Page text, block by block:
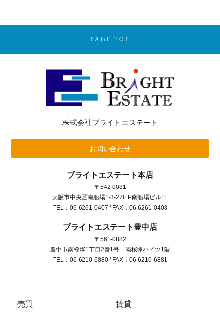
ー
PAGE TOP
株式会社ブライトエステート
お問い合わせ
ブライトエステート本店
〒542-0081
大阪市中央区南船場1-3-27IFP南船場ビル1F
TEL：06-6261-0407 / FAX：06-6261-0408
ブライトエステート豊中店
〒561-0882
豊中市南桜塚1丁目2番1号 南桜塚ハイツ1階
TEL：06-6210-6880 / FAX：06-6210-6881
売買 賃貸